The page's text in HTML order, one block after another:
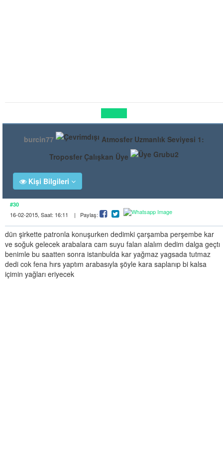
burcin77
Atmosfer Uzmanlık Seviyesi 1:
Troposfer Çalışkan Üye
Kişi Bilgileri
#30
16-02-2015, Saat: 16:11 | Paylaş:
dün şirkette patronla konuşurken dedimki çarşamba perşembe kar
ve soğuk gelecek arabalara cam suyu falan alalım dedim dalga geçtı
benimle bu saatten sonra istanbulda kar yağmaz yagsada tutmaz
dedi cok fena hırs yaptım arabasıyla şöyle kara saplanıp bi kalsa
içimin yağları eriyecek